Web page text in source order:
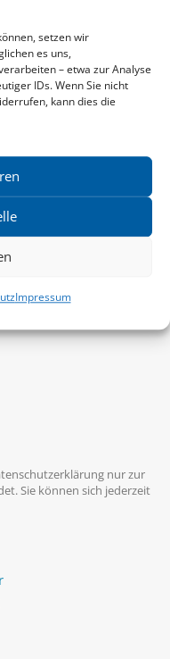
setzen wir
es uns,
– etwa zur Analyse
IDs. Wenn Sie nicht
kann dies die
Impressum
Verlagsprogramm.
einfach direkt online
Herbst 2026
im zu Klampen!
nur zur
Sie können sich jederzeit